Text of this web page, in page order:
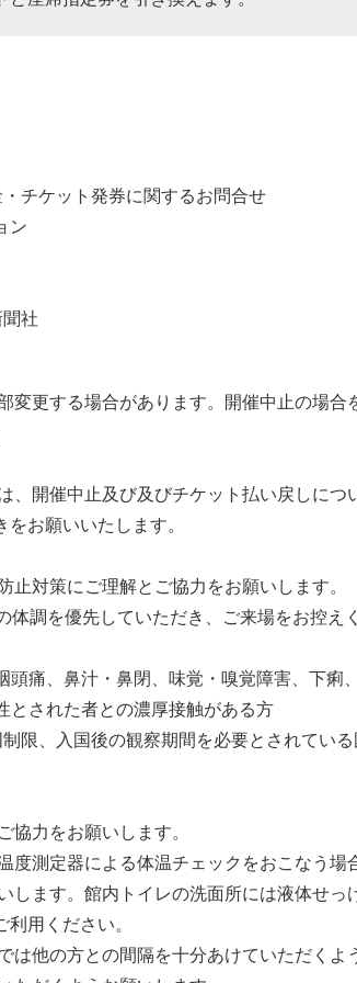
チケット発券に関するお問合せ
ン
社
更する場合があります。開催中止の場合
開催中止及び及びチケット払い戻しにつ
お願いいたします。
対策にご理解とご協力をお願いします。
調を優先していただき、ご来場をお控え
痛、鼻汁・鼻閉、味覚・嗅覚障害、下痢
された者との濃厚接触がある方
限、入国後の観察期間を必要とされてい
力をお願いします。
測定器による体温チェックをおこなう場
ます。館内トイレの洗面所には液体せっ
用ください。
他の方との間隔を十分あけていただくよ